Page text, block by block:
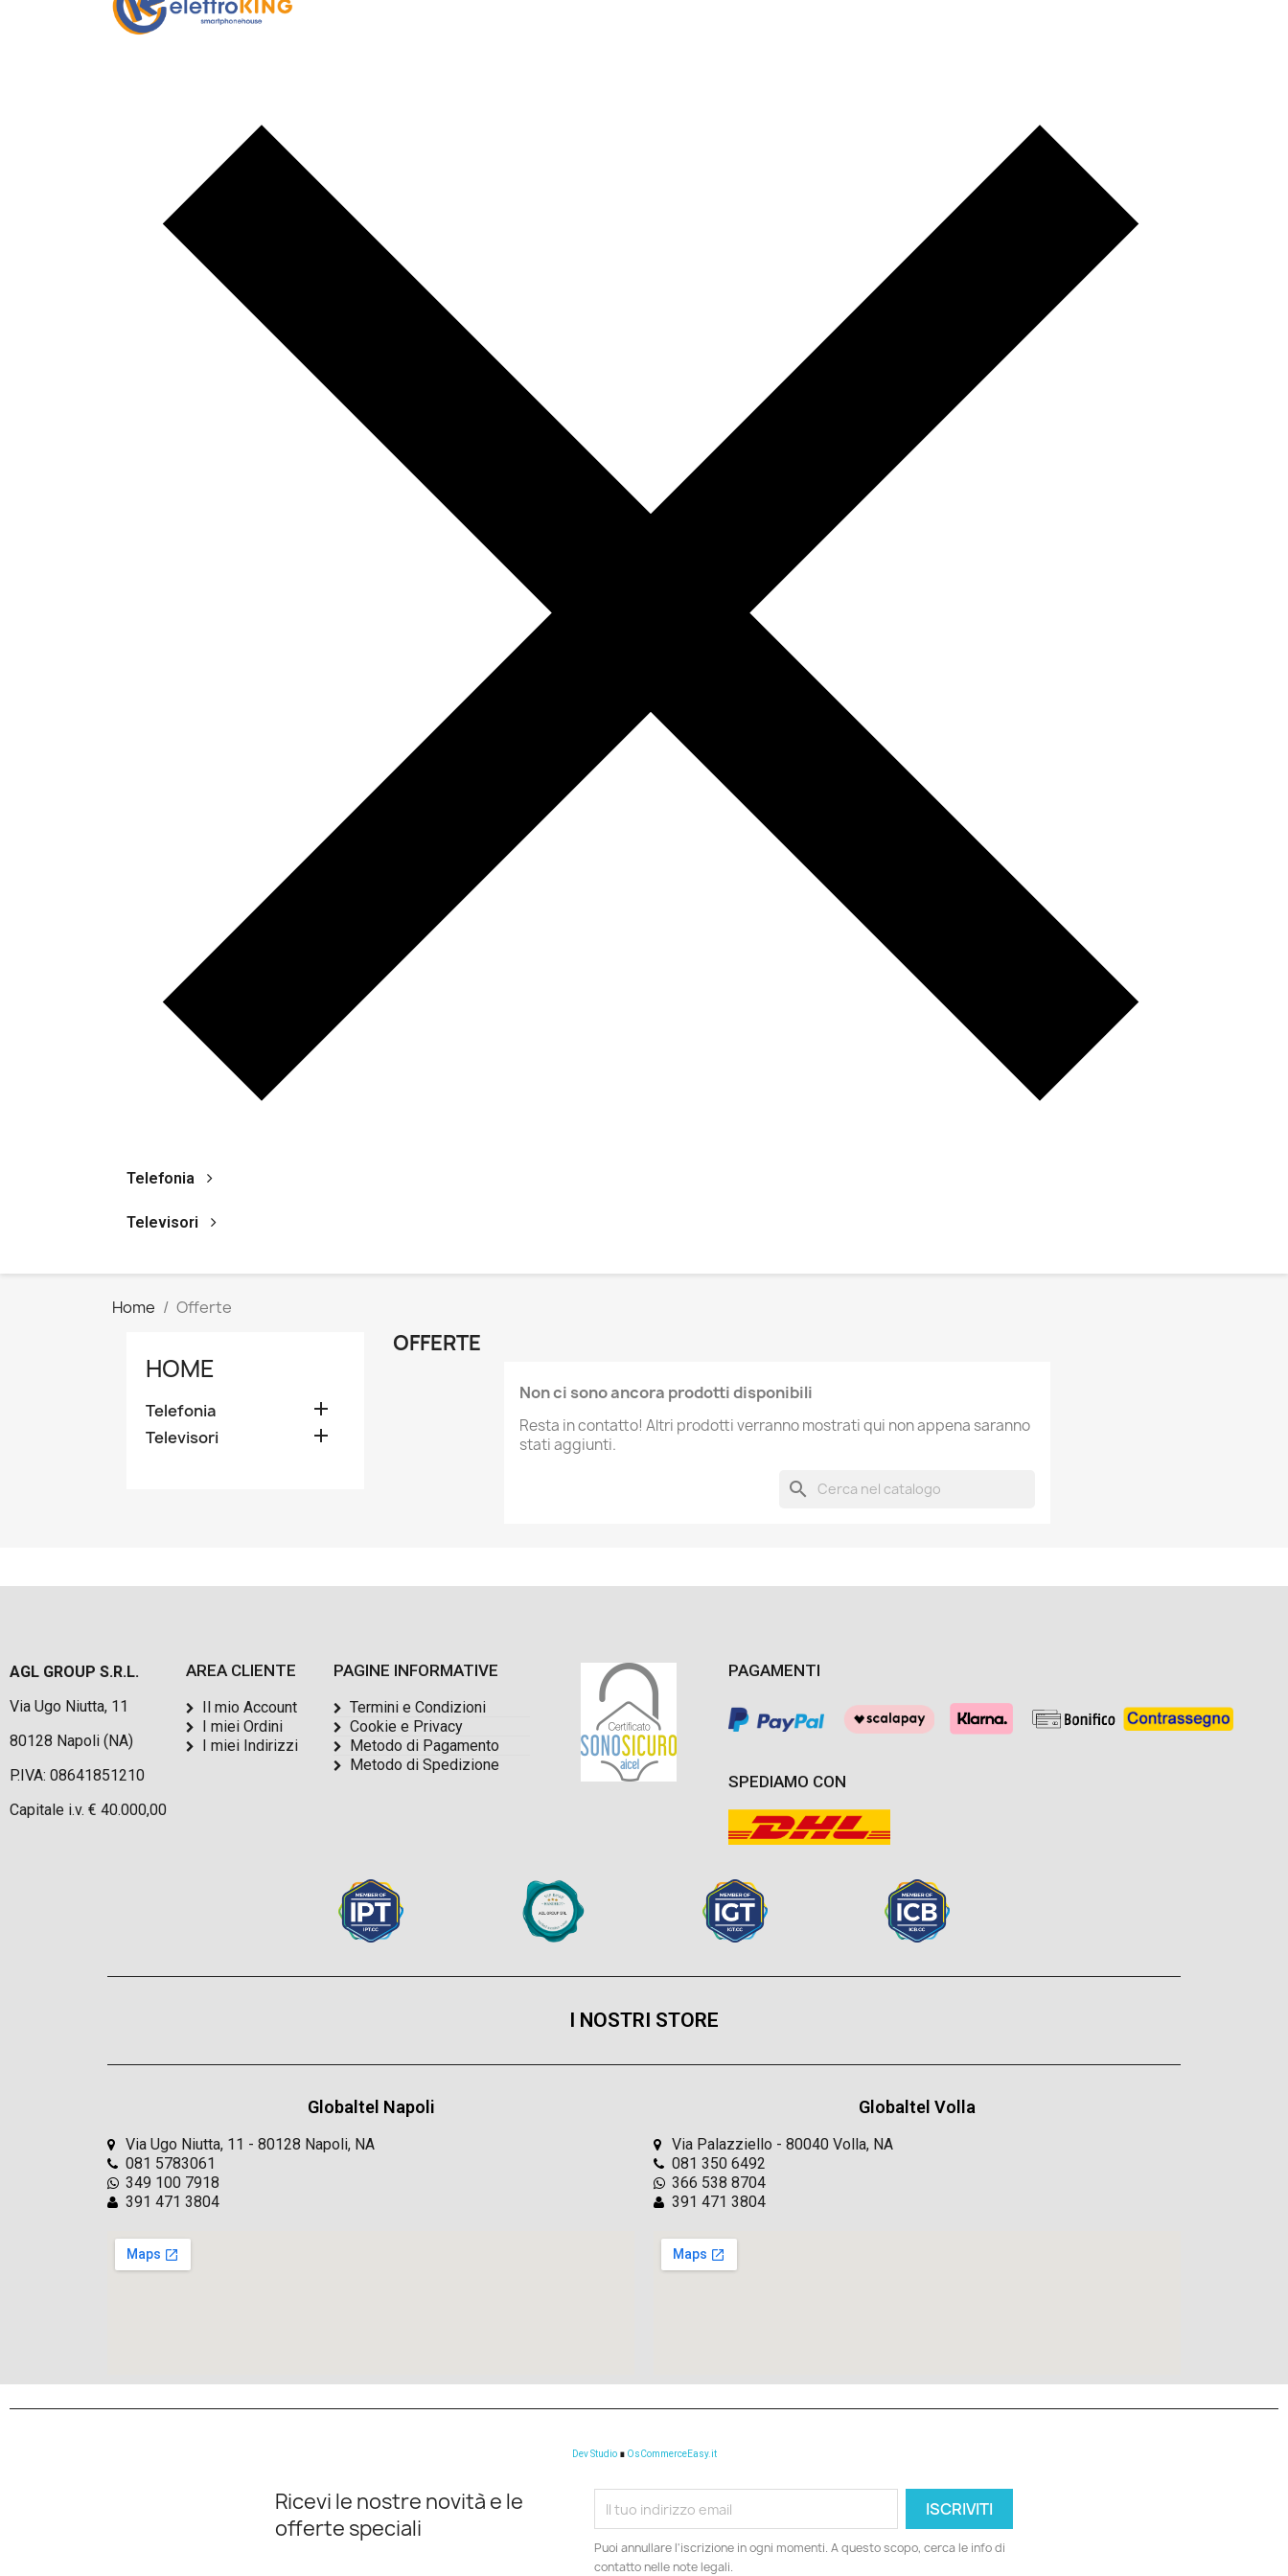
Telefonia
Televisori
Home Offerte
HOME
Telefonia 
Televisori 
OFFERTE
Non ci sono ancora prodotti disponibili
Resta in contatto! Altri prodotti verranno mostrati qui non appena saranno
stati aggiunti.
search
AGL GROUP S.R.L.
Via Ugo Niutta, 11
80128 Napoli (NA)
P.IVA: 08641851210
Capitale i.v. € 40.000,00
AREA CLIENTE
Il mio Account
I miei Ordini
I miei Indirizzi
PAGINE INFORMATIVE
Termini e Condizioni
Cookie e Privacy
Metodo di Pagamento
Metodo di Spedizione
PAGAMENTI
SPEDIAMO CON
I NOSTRI STORE
Globaltel Napoli
Via Ugo Niutta, 11 - 80128 Napoli, NA
081 5783061
349 100 7918
391 471 3804
Globaltel Volla
Via Palazziello - 80040 Volla, NA
081 350 6492
366 538 8704
391 471 3804
Dev Studio ∎ OsCommerceEasy.it
Ricevi le nostre novità e le
offerte speciali
Puoi annullare l'iscrizione in ogni momenti. A questo scopo, cerca le info di
contatto nelle note legali.